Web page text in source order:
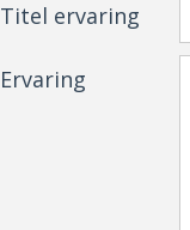
Titel ervaring
Ervaring